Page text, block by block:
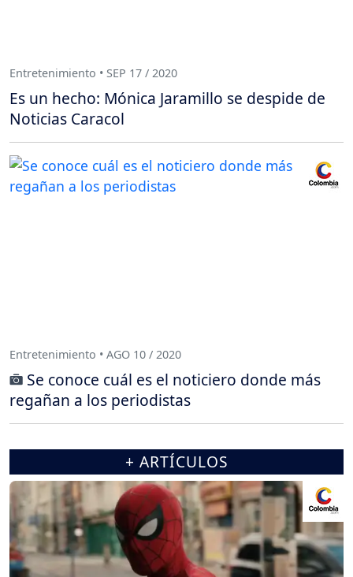
Entretenimiento • SEP 17 / 2020
Es un hecho: Mónica Jaramillo se despide de
Noticias Caracol
Entretenimiento • AGO 10 / 2020
Se conoce cuál es el noticiero donde más
regañan a los periodistas
+ ARTÍCULOS